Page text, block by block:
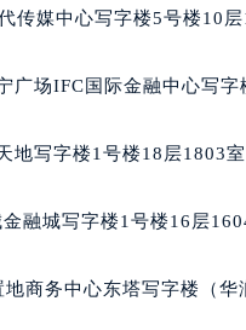
和浩特市玉泉区大学西街
中区民权路28号英利国际
向阳区红军路泰格豪雅售
鸡冠区红军路泰格豪雅售
市东安区太平路泰格豪雅
传媒中心写字楼5号楼10层
广场IFC国际金融中心写字
地写字楼1号楼18层1803室
融城写字楼1号楼16层
商务中心东塔写字楼（华